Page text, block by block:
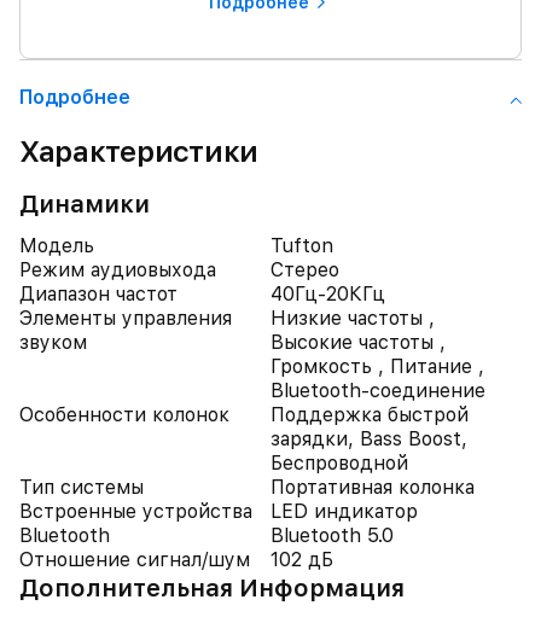
Подробнее
Характеристики
Динамики
Модель
Tufton
Режим аудиовыхода
Стерео
Диапазон частот
40Гц-20КГц
Элементы управления
звуком
Низкие частоты ,
Высокие частоты ,
Громкость , Питание ,
Bluetooth-соединение
Особенности колонок
Поддержка быстрой
зарядки, Bass Boost,
Беспроводной
Тип системы
Портативная колонка
Встроенные устройства
LED индикатор
Bluetooth
Bluetooth 5.0
Отношение сигнал/шум
102 дБ
Дополнительная Информация